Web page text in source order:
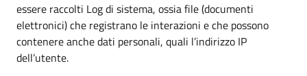
essere raccolti Log di sistema, ossia file (documenti
elettronici) che registrano le interazioni e che possono
contenere anche dati personali, quali l’indirizzo IP
dell’utente.